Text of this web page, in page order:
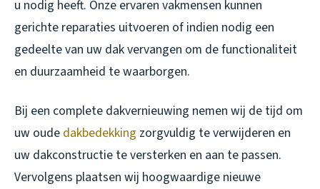
u nodig heeft. Onze ervaren vakmensen kunnen
gerichte reparaties uitvoeren of indien nodig een
gedeelte van uw dak vervangen om de functionaliteit
en duurzaamheid te waarborgen.
Bij een complete dakvernieuwing nemen wij de tijd om
uw oude dakbedekking zorgvuldig te verwijderen en
uw dakconstructie te versterken en aan te passen.
Vervolgens plaatsen wij hoogwaardige nieuwe